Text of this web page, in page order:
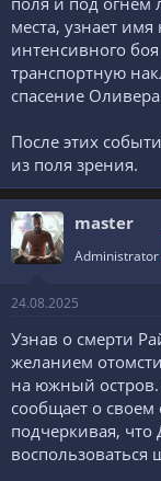
места, узнает
интенсивного
транспортную
спасение
После этих
из поля зрения.
master
Administrator
24.08.2025
Узнав о смерти
желанием
на южный
сообщает о своем
подчеркивая,